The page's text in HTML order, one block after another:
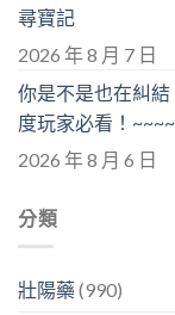
尋寶記
2026 年 8 月 7 日
你是不是也在糾
度玩家必看！
2026 年 8 月 6 日
分類
壯陽藥(990)